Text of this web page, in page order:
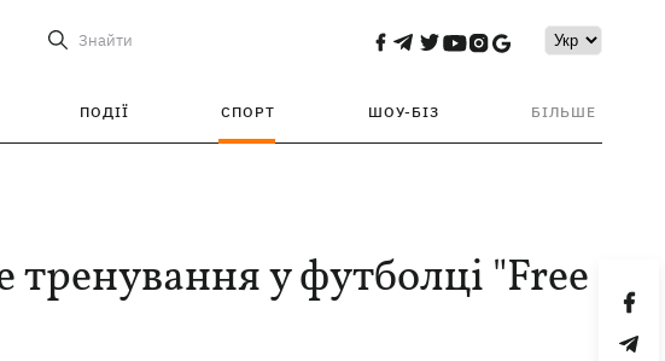
Знайти
ПОДІЇ СПОРТ ШОУ-БІЗ БІЛЬШЕ
у футболці "Free